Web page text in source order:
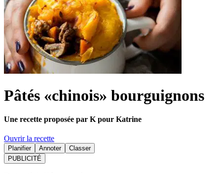
Pâtés «chinois» bourguignons
Une recette proposée par K pour Katrine
Ouvrir la recette
Planifier Annoter
Classer
PUBLICITÉ